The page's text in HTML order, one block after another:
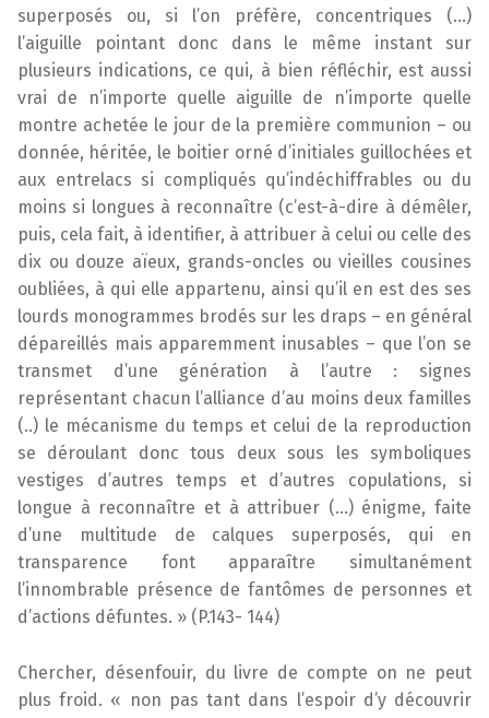
superposés ou, si l’on préfère, concentriques (…)
l’aiguille pointant donc dans le même instant sur
plusieurs indications, ce qui, à bien réfléchir, est aussi
vrai de n’importe quelle aiguille de n’importe quelle
montre achetée le jour de la première communion – ou
donnée, héritée, le boitier orné d’initiales guillochées et
aux entrelacs si compliqués qu’indéchiffrables ou du
moins si longues à reconnaître (c’est-à-dire à démêler,
puis, cela fait, à identifier, à attribuer à celui ou celle des
dix ou douze aïeux, grands-oncles ou vieilles cousines
oubliées, à qui elle appartenu, ainsi qu’il en est des ses
lourds monogrammes brodés sur les draps – en général
dépareillés mais apparemment inusables – que l’on se
transmet d’une génération à l’autre : signes
représentant chacun l’alliance d’au moins deux familles
(..) le mécanisme du temps et celui de la reproduction
se déroulant donc tous deux sous les symboliques
vestiges d’autres temps et d’autres copulations, si
longue à reconnaître et à attribuer (…) énigme, faite
d’une multitude de calques superposés, qui en
transparence font apparaître simultanément
l’innombrable présence de fantômes de personnes et
d’actions défuntes. » (P.143- 144)
Chercher, désenfouir, du livre de compte on ne peut
plus froid. « non pas tant dans l’espoir d’y découvrir